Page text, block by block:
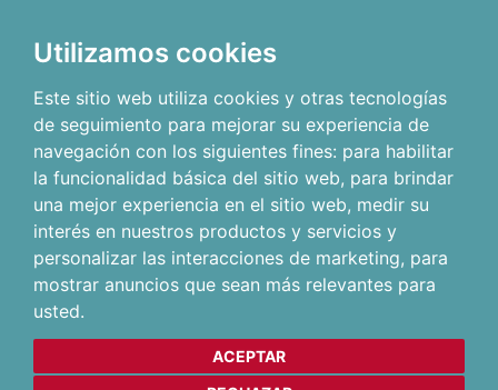
Utilizamos cookies
Este sitio web utiliza cookies y otras tecnologías
de seguimiento para mejorar su experiencia de
navegación con los siguientes fines: para habilitar
la funcionalidad básica del sitio web, para brindar
una mejor experiencia en el sitio web, medir su
interés en nuestros productos y servicios y
personalizar las interacciones de marketing, para
mostrar anuncios que sean más relevantes para
usted.
ACEPTAR